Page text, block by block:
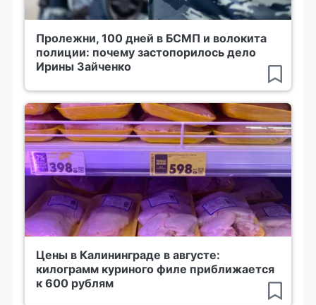
Пролежни, 100 дней в БСМП и волокита
полиции: почему застопорилось дело
Ирины Зайченко
Цены в Калининграде в августе:
килограмм куриного филе приближается
к 600 рублям